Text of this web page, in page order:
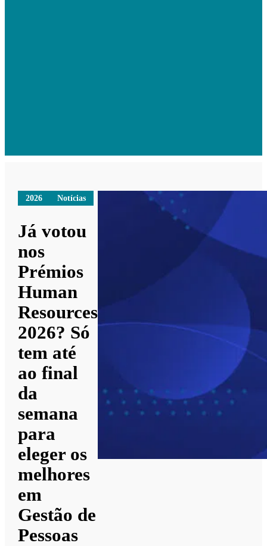
2026 Notícias
Já votou
nos
Prémios
Human
Resources
2026? Só
tem até
ao final
da
semana
para
eleger os
melhores
em
Gestão de
Pessoas